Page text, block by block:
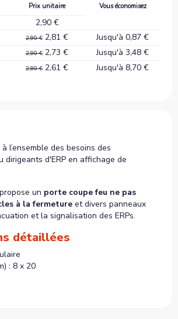
Prix unitaire Vous économisez
2,90 €
2,90 € 2,81 €
Jusqu'à 0,87 €
2,90 € 2,73 €
Jusqu'à 3,48 €
2,90 € 2,61 € Jusqu'à 8,70 €
l’ensemble des besoins des
dirigeants d'ERP en affichage de
un porte coupe feu ne pas
à la fermeture et divers panneaux
et la signalisation des ERPs.
détaillées
: 8 x 20